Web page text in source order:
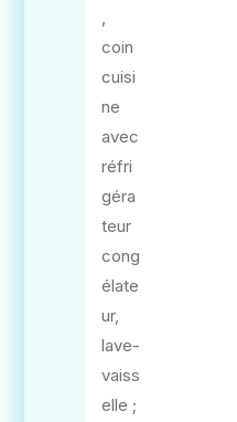
coin
cuisi
ne
avec
réfri
géra
teur
cong
élate
ur,
lave-
vaiss
elle ;